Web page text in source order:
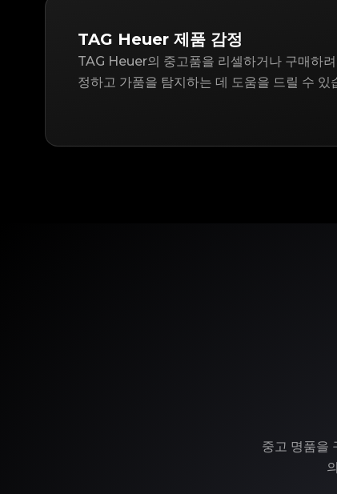
TAG Heuer 제품 감정
TAG Heuer의 중고품을 리셀하거나 구매하
정하고 가품을 탐지하는 데 도움을 드릴 수 있
중고 명품을